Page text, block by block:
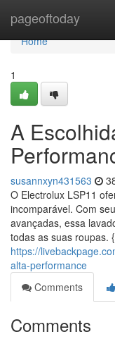
pageoftoday
Home
Home
1
A
susannxyn431563
O Electrolux LSP11
incomparável. Com
avançadas, essa
todas as suas roupas.
https://
alta-performance
Comments
Comments